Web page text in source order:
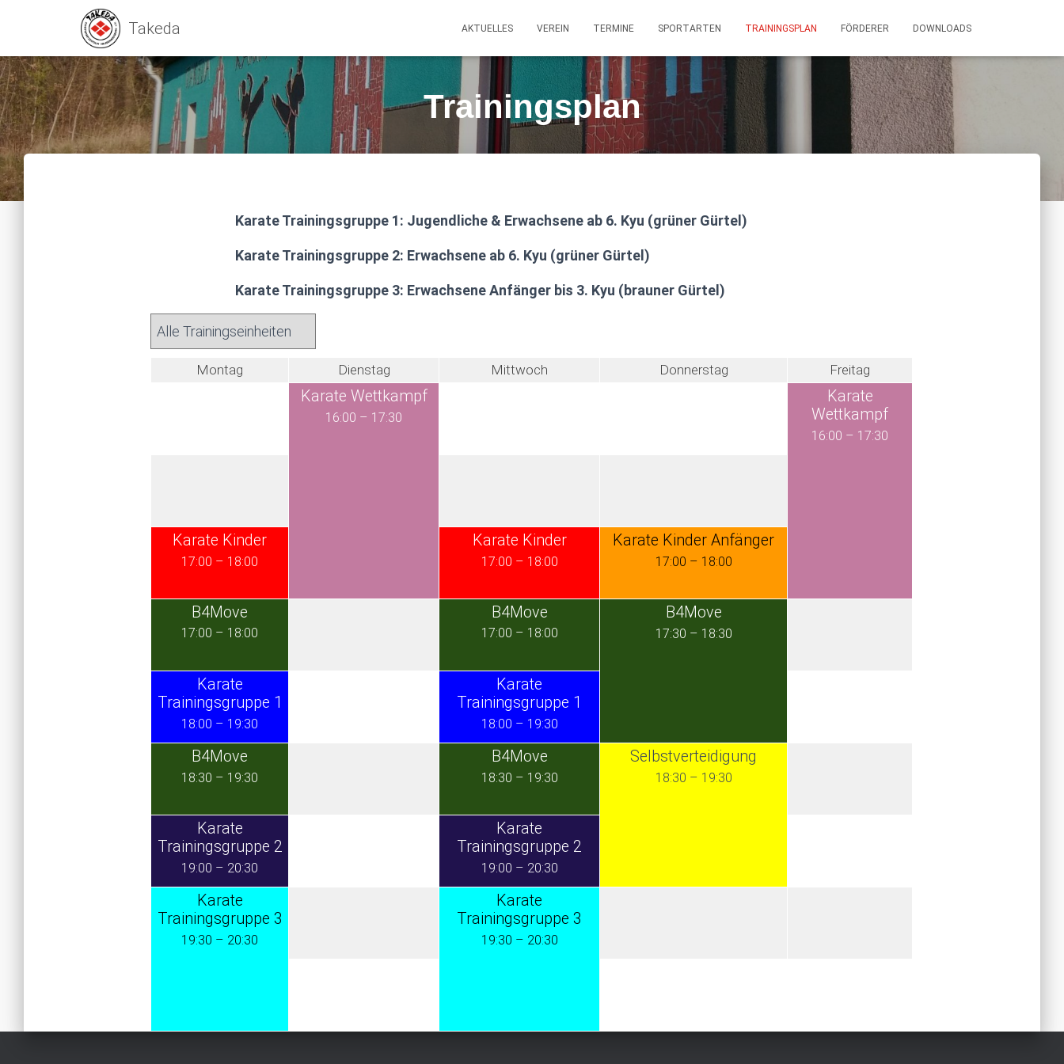
AKTUELLES VEREIN TERMINE SPORTARTEN TRAININGSPLAN FÖRDERER DOWNLOADS
Trainingsplan
Karate Trainingsgruppe 1: Jugendliche & Erwachsene ab 6. Kyu (grüner Gürtel)
Karate Trainingsgruppe 2: Erwachsene ab 6. Kyu (grüner Gürtel)
Karate Trainingsgruppe 3: Erwachsene Anfänger bis 3. Kyu (brauner Gürtel)
Montag Dienstag Mittwoch Donnerstag Freitag
Karate Wettkampf
16:00 – 17:30
Karate
Wettkampf
16:00 – 17:30
Karate Kinder
17:00 – 18:00
B4Move
17:00 – 18:00
Karate Kinder
17:00 – 18:00
B4Move
17:00 – 18:00
Karate Kinder Anfänger
17:00 – 18:00
B4Move
17:30 – 18:30
Karate
Trainingsgruppe 1
18:00 – 19:30
Karate
Trainingsgruppe 1
18:00 – 19:30
B4Move
18:30 – 19:30
B4Move
18:30 – 19:30
Selbstverteidigung
18:30 – 19:30
Karate
Trainingsgruppe 2
19:00 – 20:30
Karate
Trainingsgruppe 2
19:00 – 20:30
Karate
Trainingsgruppe 3
19:30 – 20:30
Karate
Trainingsgruppe 3
19:30 – 20:30